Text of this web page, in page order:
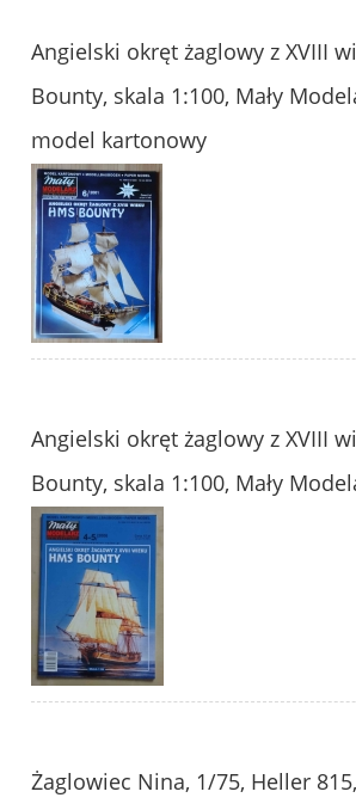
Angielski okręt żaglowy z XVIII
Bounty, skala 1:100, Mały
model kartonowy
Angielski okręt żaglowy z XVIII
Bounty, skala 1:100, Mały
Żaglowiec Nina, 1/75, Heller